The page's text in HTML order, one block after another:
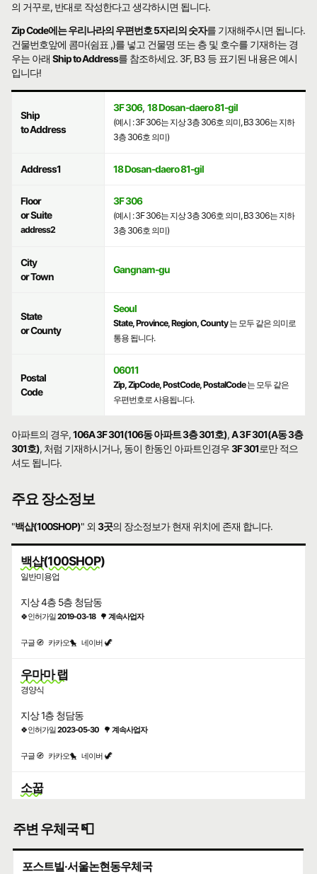
의 거꾸로, 반대로 작성한다고 생각하시면 됩니다.
Zip Code에는 우리나라의 우편번호 5자리의 숫자를 기재해주시면 됩니다.
건물번호앞에 콤마(쉼표 ,)를 넣고 건물명 또는 층 및 호수를 기재하는 경
우는 아래Ship to Address를 참조하세요. 3F, B3 등 표기된 내용은 예시
입니다!
Ship
to Address
3F 306, 18 Dosan-daero 81-gil
(예시 : 3F 306는 지상 3층 306호 의미, B3 306는 지하
3층 306호 의미)
Address1 18 Dosan-daero 81-gil
Floor
or Suite
address2
3F 306
(예시 : 3F 306는 지상 3층 306호 의미, B3 306는 지하
3층 306호 의미)
City
or Town
Gangnam-gu
State
or County
Seoul
State, Province, Region, County는 모두 같은 의미로
통용 됩니다.
Postal
Code
06011
Zip, ZipCode, PostCode, PostalCode는 모두 같은
우편번호로 사용됩니다.
아파트의 경우,106A 3F 301(106동 아파트 3층 301호),A 3F 301(A동 3층
301호), 처럼 기재하시거나, 동이 한동인 아파트인경우3F 301로만 적으
셔도 됩니다.
주요 장소정보
"백샵(100SHOP)" 외3곳의 장소정보가 현재 위치에 존재 합니다.
백샵(100SHOP)
일반미용업
지상 4층 5층 청담동
🍀인허가일2019-03-18 🌳 계속사업자
구글 🧭 카카오🐤 네이버 🦖
우마마 랩
경양식
지상 1층 청담동
🍀인허가일2023-05-30 🌳 계속사업자
구글 🧭 카카오🐤 네이버 🦖
소꿉
지상 3층 청담동
구글 🧭 카카오🐤 네이버 🦖
주변 우체국 📮
포스트빌·서울논현동우체국